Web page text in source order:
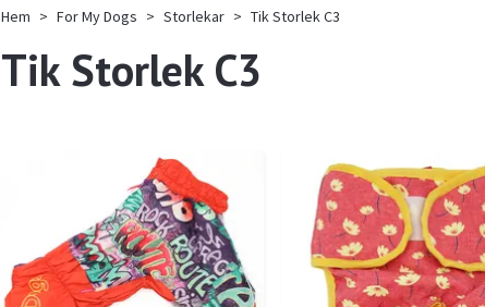
Hem For My Dogs Storlekar Tik Storlek C3
Tik Storlek C3